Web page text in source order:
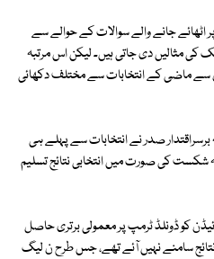
اٹھائے جانے والے سوالات کے حوالے سے
کی مثالیں دی جاتی ہیں۔ لیکن اس مرتبہ
سے ماضی کے انتخابات سے مختلف دکھائی
برسراقتدار صدر نے انتخابات سے پہلے ہی
کی صورت میں انتخابی نتائج تسلیم
کو ڈونلڈ ٹرمپ پر معمولی برتری حاصل
سامنے نہیں آئے تھے، جس طرح ن لیگ